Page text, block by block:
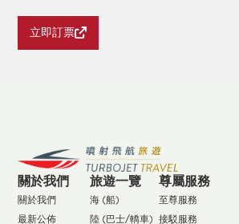
立即訂票
關於我們
關於我們
最新公佈
旅遊一覽
海 (船)
陸 (巴士/轎車)
尊屬服務
至尊服務
接駁服務